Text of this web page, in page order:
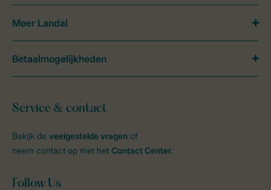
Service & contact
Bekijk de veelgestelde vragen of
neem contact op met het Contact Center.
Follow Us
Meer Landal
Betaalmogelijkheden